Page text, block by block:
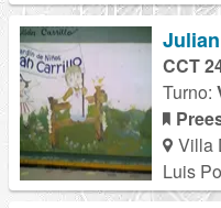
CCT
Turno:
Villa
Luis